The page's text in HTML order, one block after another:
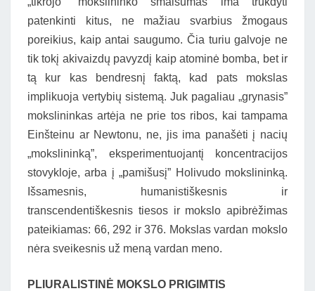
patenkinti kitus, ne mažiau svarbius žmogaus
poreikius, kaip antai saugumo. Čia turiu galvoje ne
tik tokį akivaizdų pavyzdį kaip atominė bomba, bet ir
tą kur kas bendresnį faktą, kad pats mokslas
implikuoja vertybių sistemą. Juk pagaliau „grynasis”
mokslininkas artėja ne prie tos ribos, kai tampama
Einšteinu ar Newtonu, ne, jis ima panašėti į nacių
„mokslininką”, eksperimentuojantį koncentracijos
stovykloje, arba į „pamišusį” Holivudo mokslininką.
Išsamesnis, humanistiškesnis ir
transcendentiškesnis tiesos ir mokslo apibrėžimas
pateikiamas: 66, 292 ir 376. Mokslas vardan mokslo
nėra sveikesnis už meną vardan meno.
PLIURALISTINĖ MOKSLO PRIGIMTIS